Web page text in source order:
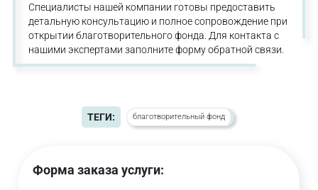
Специалисты нашей компании готовы предоставить
детальную консультацию и полное сопровождение при
открытии благотворительного фонда. Для контакта с
нашими экспертами заполните форму обратной связи.
ТЕГИ: благотворительный фонд
Форма заказа услуги: